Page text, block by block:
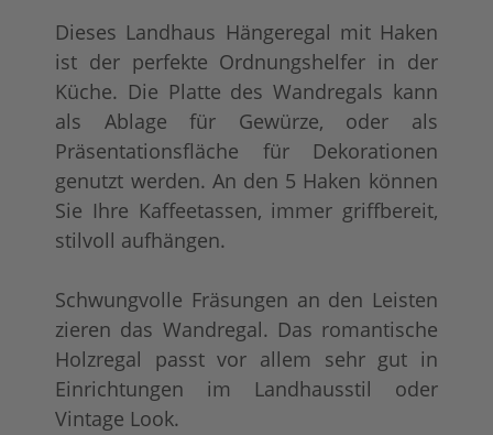
tief gebürstet
+ 20,00 €
Dieses Landhaus Hängeregal mit Haken
ist der perfekte Ordnungshelfer in der
Küche. Die Platte des Wandregals kann
als Ablage für Gewürze, oder als
Präsentationsfläche für Dekorationen
genutzt werden. An den 5 Haken können
Sie Ihre Kaffeetassen, immer griffbereit,
stilvoll aufhängen.
Schwungvolle Fräsungen an den Leisten
zieren das Wandregal. Das romantische
Holzregal passt vor allem sehr gut in
Einrichtungen im Landhausstil oder
Vintage Look.